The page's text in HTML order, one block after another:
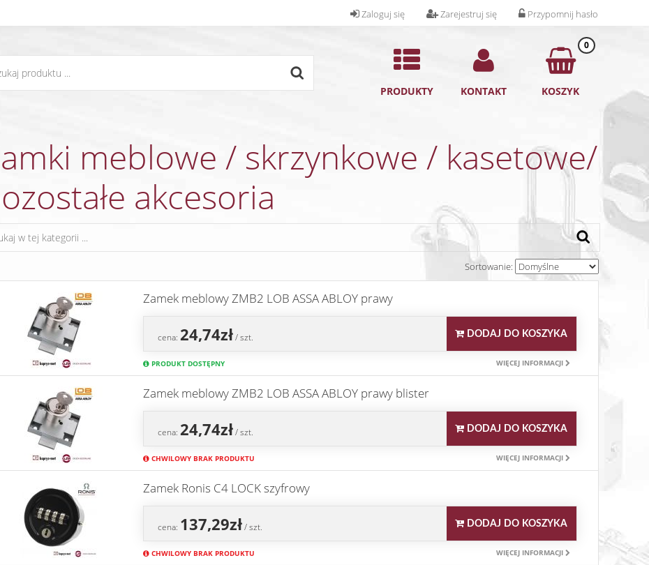
Przypomnij hasło
Zarejestruj się
Zaloguj się
PRODUKTY KONTAKT
0
KOSZYK
meblowe / skrzynkowe / kasetowe/
akcesoria
Sortowanie:
Zamek meblowy ZMB2 LOB ASSA ABLOY prawy
cena: 24,74zł/ szt. DODAJ DO KOSZYKA
PRODUKT DOSTĘPNY WIĘCEJ INFORMACJI
Zamek meblowy ZMB2 LOB ASSA ABLOY prawy blister
cena: 24,74zł/ szt. DODAJ DO KOSZYKA
CHWILOWY BRAK PRODUKTU WIĘCEJ INFORMACJI
Zamek Ronis C4 LOCK szyfrowy
cena: 137,29zł/ szt. DODAJ DO KOSZYKA
CHWILOWY BRAK PRODUKTU WIĘCEJ INFORMACJI